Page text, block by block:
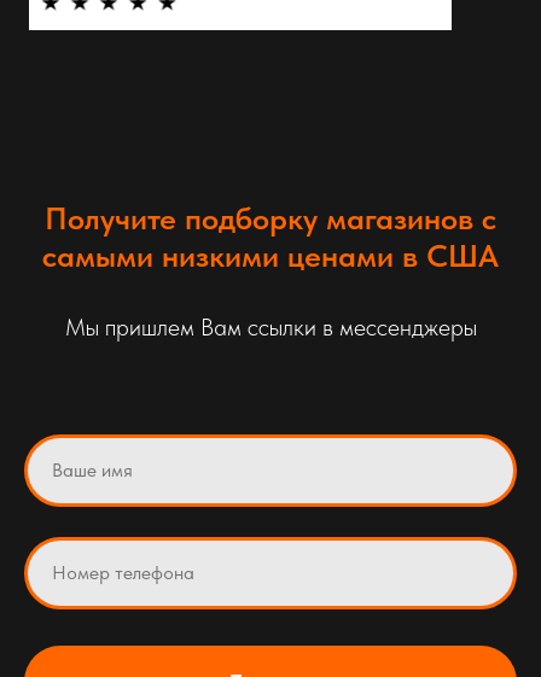
Получите подборку магазинов с
самыми низкими ценами в США
Мы пришлем Вам ссылки в мессенджеры